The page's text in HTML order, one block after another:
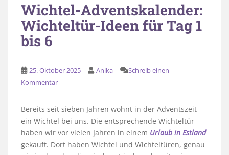
Wichtel-Adventskalender:
Wichteltür-Ideen für Tag 1
bis 6
25. Oktober 2025 Anika
Schreib einen
Kommentar
Bereits seit sieben Jahren wohnt in der Adventszeit
ein Wichtel bei uns. Die entsprechende Wichteltür
haben wir vor vielen Jahren in einem Urlaub in Estland
gekauft. Dort haben Wichtel und Wichteltüren, genau